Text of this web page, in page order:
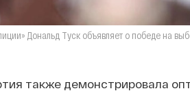
Дональд Туск объявляет о победе на
также демонстрировала